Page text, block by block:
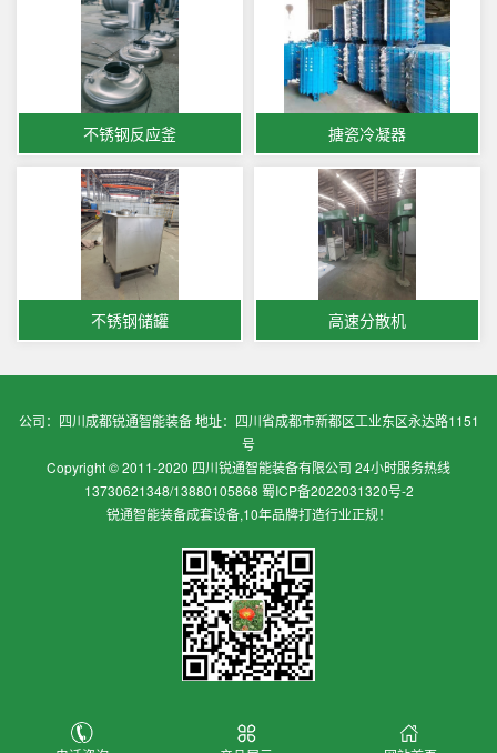
不锈钢反应釜 搪瓷冷凝器
不锈钢储罐 高速分散机
公司：四川成都锐通智能装备 地址：四川省成都市新都区工业东区永达路1151
号
Copyright © 2011-2020 四川锐通智能装备有限公司 24小时服务热线
13730621348/13880105868 蜀ICP备2022031320号-2
锐通智能装备成套设备,10年品牌打造行业正规！